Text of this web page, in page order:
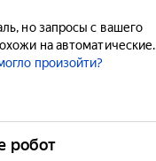
но запросы с вашего
на автоматические.
произойти?
робот